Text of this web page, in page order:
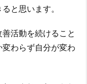
と思います。
活動を続けること
わらず自分が変わ